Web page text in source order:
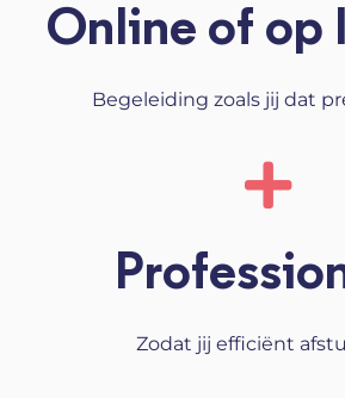
Online of op
Begeleiding zoals jij dat
Zodat jij efficiënt